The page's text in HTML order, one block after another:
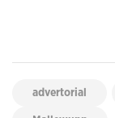
advertorial